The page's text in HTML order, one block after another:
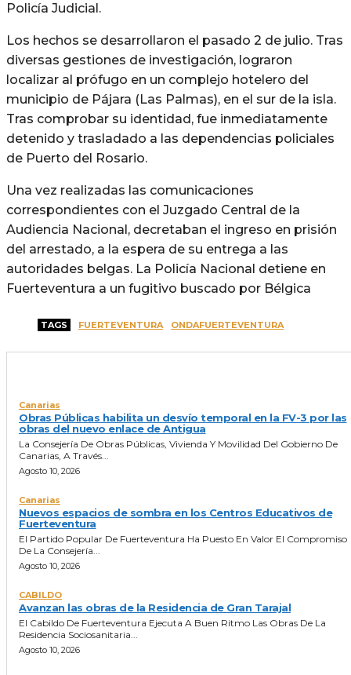
Policía Judicial.
Los hechos se desarrollaron el pasado 2 de julio. Tras
diversas gestiones de investigación, lograron
localizar al prófugo en un complejo hotelero del
municipio de Pájara (Las Palmas), en el sur de la isla.
Tras comprobar su identidad, fue inmediatamente
detenido y trasladado a las dependencias policiales
de Puerto del Rosario.
Una vez realizadas las comunicaciones
correspondientes con el Juzgado Central de la
Audiencia Nacional, decretaban el ingreso en prisión
del arrestado, a la espera de su entrega a las
autoridades belgas. La Policía Nacional detiene en
Fuerteventura a un fugitivo buscado por Bélgica
TAGS FUERTEVENTURA ONDAFUERTEVENTURA
Canarias
Obras Públicas habilita un desvío temporal en la FV-3 por las
obras del nuevo enlace de Antigua
La Consejería De Obras Públicas, Vivienda Y Movilidad Del Gobierno De
Canarias, A Través...
Agosto 10, 2026
Canarias
Nuevos espacios de sombra en los Centros Educativos de
Fuerteventura
El Partido Popular De Fuerteventura Ha Puesto En Valor El Compromiso
De La Consejería...
Agosto 10, 2026
CABILDO
Avanzan las obras de la Residencia de Gran Tarajal
El Cabildo De Fuerteventura Ejecuta A Buen Ritmo Las Obras De La
Residencia Sociosanitaria...
Agosto 10, 2026